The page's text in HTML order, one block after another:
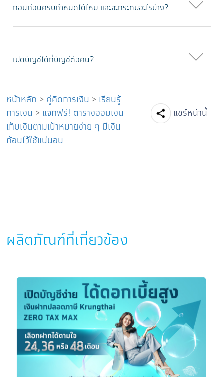
ถอนก่อนครบกำหนดได้ไหม และจะกระทบอะไรบ้าง?
เปิดบัญชีได้กี่บัญชีต่อคน?
หน้าหลัก > คู่คิดการเงิน > เรียนรู้
การเงิน > แจกฟรี! ตารางออมเงิน
เก็บเงินตามเป้าหมายง่าย ๆ มีเงิน
ก้อนไว้ใช้แน่นอน
แชร์หน้านี้
Facebook
Line
ผลิตภัณฑ์ที่เกี่ยวข้อง